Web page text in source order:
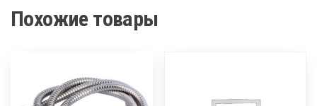
Похожие товары